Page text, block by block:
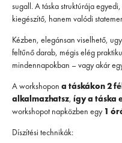
sugall. A táska struktúrája
kiegészítő, hanem valódi
Kézben, elegánsan viselhető,
feltűnő darab, mégis elég
mindennapokban – vagy akár
A workshopon a táskákon 2
alkalmazhatsz, így a táska
workshopot napközben egy 1
Díszítési technikák: